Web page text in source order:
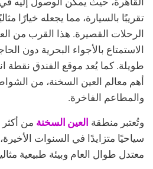
تقريبًا بالسيارة، مما يجعله خيارًا
الرحلات القصيرة. هذا القرب من
الاستمتاع بالأجواء البحرية دون
طويلة. كما يُعد موقع الفندق نقطة
أهم معالم العين السخنة، من
والمطاعم الفاخرة.
وتُعتبر منطقة العين السخنة من أكثر
سياحيًا متزايدًا في السنوات
معتدل طوال العام وبيئة طبيعية